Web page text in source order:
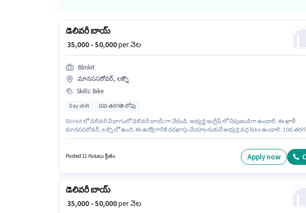
డెలివరీ బాయ్
₹ 35,000 - 50,000per నెల
Blinkit
మానససరోవర్, లక్నౌ
Skills: Bike
Day shift 10వ తరగతి లోపు
Blinkit లో డెలివరీ విభాగంలో డెలివరీ బాయ్ గా చేరండి. అభ్యర్థి ఇంగ్లీష్ లో నిపుణుడిగా ఉండాలి. ఈ ఖాళీ
మానససరోవర్, లక్నౌ లో ఉంది. ఈ ఉద్యోగానికి దరఖాస్తు చేయాలనుకునే అభ్యర్థి వద్ద Bike ఉండాలి. 10వ
Posted 11 గంటలు క్రితం Apply now
డెలివరీ బాయ్
₹ 35,000 - 50,000per నెల